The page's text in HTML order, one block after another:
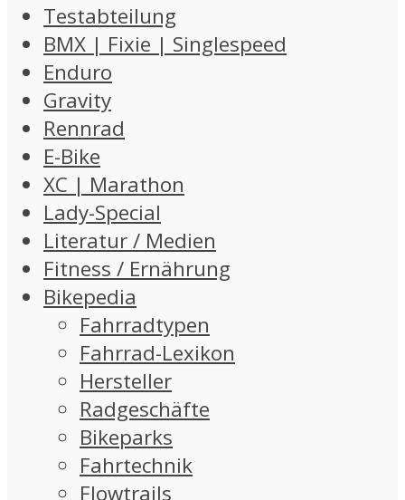
Testabteilung
BMX | Fixie | Singlespeed
Enduro
Gravity
Rennrad
E-Bike
XC | Marathon
Lady-Special
Literatur / Medien
Fitness / Ernährung
Bikepedia
Fahrradtypen
Fahrrad-Lexikon
Hersteller
Radgeschäfte
Bikeparks
Fahrtechnik
Flowtrails